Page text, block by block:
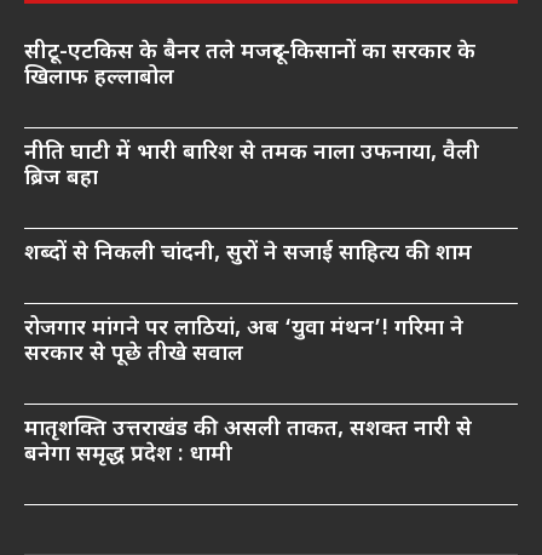
सीटू-एटकिस के बैनर तले मजदूर-किसानों का सरकार के
खिलाफ हल्लाबोल
नीति घाटी में भारी बारिश से तमक नाला उफनाया, वैली
ब्रिज बहा
शब्दों से निकली चांदनी, सुरों ने सजाई साहित्य की शाम
रोजगार मांगने पर लाठियां, अब ‘युवा मंथन’! गरिमा ने
सरकार से पूछे तीखे सवाल
मातृशक्ति उत्तराखंड की असली ताकत, सशक्त नारी से
बनेगा समृद्ध प्रदेश : धामी